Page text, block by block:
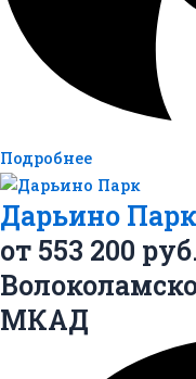
Подробнее
Дарьино Парк
от 553 200
МКАД